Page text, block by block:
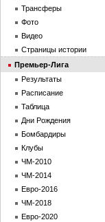
Трансферы
Фото
Видео
Страницы истории
Премьер-Лига
Результаты
Расписание
Таблица
Дни Рождения
Бомбардиры
Клубы
ЧМ-2010
ЧМ-2014
Евро-2016
ЧМ-2018
Евро-2020